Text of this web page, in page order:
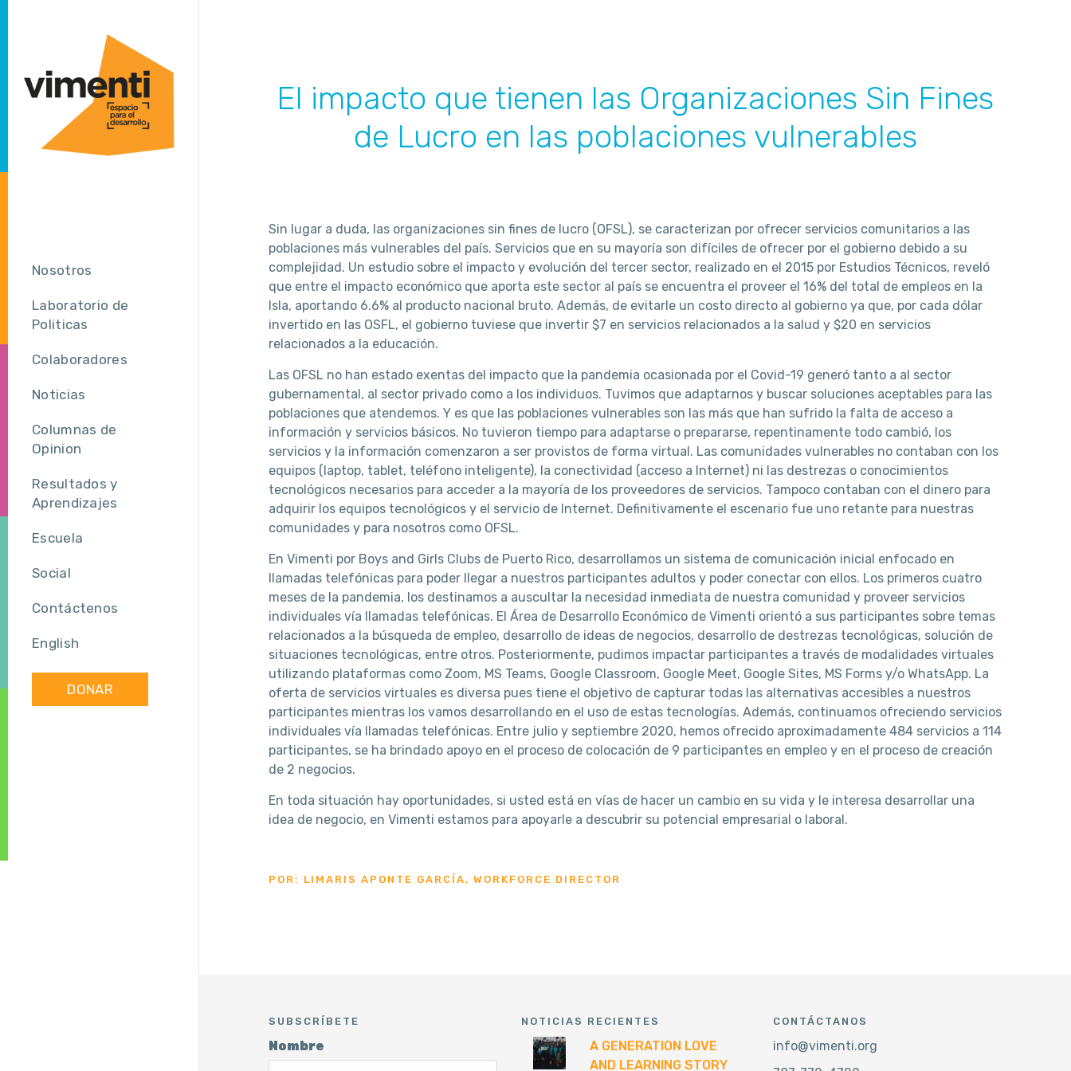
Nosotros
Laboratorio de
Politicas
Colaboradores
Noticias
Columnas de
Opinion
Resultados y
Aprendizajes
Escuela
Social
Contáctenos
English
DONAR
El impacto que tienen las Organizaciones Sin Fines
de Lucro en las poblaciones vulnerables
Sin lugar a duda, las organizaciones sin fines de lucro (OFSL), se caracterizan por ofrecer servicios comunitarios a las
poblaciones más vulnerables del país. Servicios que en su mayoría son difíciles de ofrecer por el gobierno debido a su
complejidad. Un estudio sobre el impacto y evolución del tercer sector, realizado en el 2015 por Estudios Técnicos, reveló
que entre el impacto económico que aporta este sector al país se encuentra el proveer el 16% del total de empleos en la
Isla, aportando 6.6% al producto nacional bruto. Además, de evitarle un costo directo al gobierno ya que, por cada dólar
invertido en las OSFL, el gobierno tuviese que invertir $7 en servicios relacionados a la salud y $20 en servicios
relacionados a la educación.
Las OFSL no han estado exentas del impacto que la pandemia ocasionada por el Covid-19 generó tanto a al sector
gubernamental, al sector privado como a los individuos. Tuvimos que adaptarnos y buscar soluciones aceptables para las
poblaciones que atendemos. Y es que las poblaciones vulnerables son las más que han sufrido la falta de acceso a
información y servicios básicos. No tuvieron tiempo para adaptarse o prepararse, repentinamente todo cambió, los
servicios y la información comenzaron a ser provistos de forma virtual. Las comunidades vulnerables no contaban con los
equipos (laptop, tablet, teléfono inteligente), la conectividad (acceso a Internet) ni las destrezas o conocimientos
tecnológicos necesarios para acceder a la mayoría de los proveedores de servicios. Tampoco contaban con el dinero para
adquirir los equipos tecnológicos y el servicio de Internet. Definitivamente el escenario fue uno retante para nuestras
comunidades y para nosotros como OFSL.
En Vimenti por Boys and Girls Clubs de Puerto Rico, desarrollamos un sistema de comunicación inicial enfocado en
llamadas telefónicas para poder llegar a nuestros participantes adultos y poder conectar con ellos. Los primeros cuatro
meses de la pandemia, los destinamos a auscultar la necesidad inmediata de nuestra comunidad y proveer servicios
individuales vía llamadas telefónicas. El Área de Desarrollo Económico de Vimenti orientó a sus participantes sobre temas
relacionados a la búsqueda de empleo, desarrollo de ideas de negocios, desarrollo de destrezas tecnológicas, solución de
situaciones tecnológicas, entre otros. Posteriormente, pudimos impactar participantes a través de modalidades virtuales
utilizando plataformas como Zoom, MS Teams, Google Classroom, Google Meet, Google Sites, MS Forms y/o WhatsApp. La
oferta de servicios virtuales es diversa pues tiene el objetivo de capturar todas las alternativas accesibles a nuestros
participantes mientras los vamos desarrollando en el uso de estas tecnologías. Además, continuamos ofreciendo servicios
individuales vía llamadas telefónicas. Entre julio y septiembre 2020, hemos ofrecido aproximadamente 484 servicios a 114
participantes, se ha brindado apoyo en el proceso de colocación de 9 participantes en empleo y en el proceso de creación
de 2 negocios.
En toda situación hay oportunidades, si usted está en vías de hacer un cambio en su vida y le interesa desarrollar una
idea de negocio, en Vimenti estamos para apoyarle a descubrir su potencial empresarial o laboral.
POR: LIMARIS APONTE GARCÍA, WORKFORCE DIRECTOR
SUBSCRÍBETE
Nombre
NOTICIAS RECIENTES
A GENERATION LOVE
AND LEARNING STORY
CONTÁCTANOS
info@vimenti.org